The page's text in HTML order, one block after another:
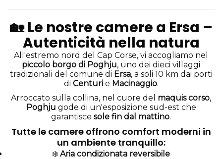
🏡Le nostre camere a Ersa –
Autenticità nella natura
All'estremo nord del Cap Corse, vi accogliamo nel
piccolo borgo di Poghju, uno dei dieci villaggi
tradizionali del comune di Ersa, a soli 10 km dai porti
di Centurie Macinaggio.
Arroccato sulla collina, nel cuore del maquis corso,
Poghju gode di un'esposizione sud-est che
garantisce sole fin dal mattino.
Tutte le camere offrono comfort moderni in
un ambiente tranquillo:
❄️ Aria condizionata reversibile